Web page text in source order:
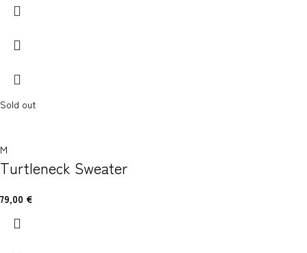
Sold out
M
Turtleneck Sweater
79,00 €